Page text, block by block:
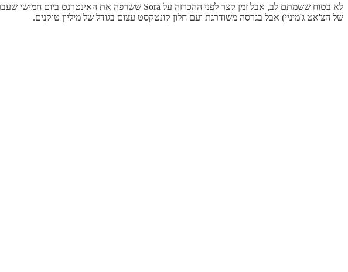
של הצ'אט ג'מיניי) אבל בגרסה משודרגת ועם חלון קונטקסט עצום בגודל של מיליון טוקנים.